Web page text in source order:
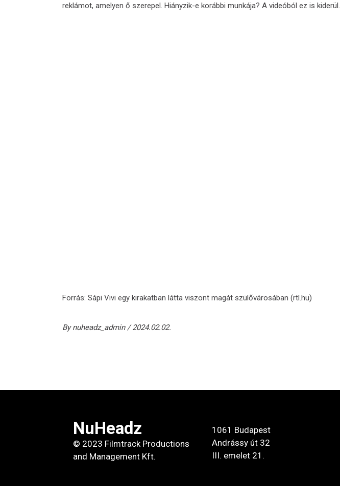
reklámot, amelyen ő szerepel. Hiányzik-e korábbi munkája? A videóból ez is kiderül.
Forrás: Sápi Vivi egy kirakatban látta viszont magát szülővárosában (rtl.hu)
Bynuheadz_admin 2024.02.02.
NuHeadz
© 2023 Filmtrack Productions
and Management Kft.
1061 Budapest
Andrássy út 32
III. emelet 21.